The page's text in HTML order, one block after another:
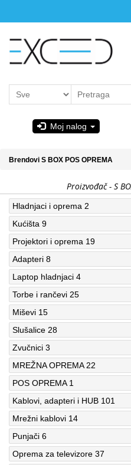
Moj nalog
Brendovi S BOX POS OPREMA
Proizvođač - S
Hladnjaci i oprema 2
Kućišta 9
Projektori i oprema 19
Adapteri 8
Laptop hladnjaci 4
Torbe i rančevi 25
Miševi 15
Slušalice 28
Zvučnici 3
MREŽNA OPREMA 22
POS OPREMA 1
Kablovi, adapteri i HUB 101
Mrežni kablovi 14
Punjači 6
Oprema za televizore 37